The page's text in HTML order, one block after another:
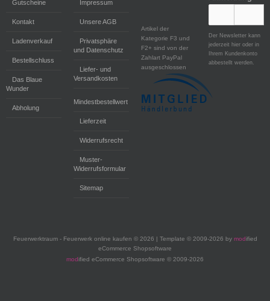
Gutscheine
Kontakt
Ladenverkauf
Bestellschluss
Das Blaue
Wunder
Abholung
Impressum
Unsere AGB
Privatsphäre
und Datenschutz
Liefer- und
Versandkosten
Mindestbestellwert
Lieferzeit
Widerrufsrecht
Muster-
Widerrufsformular
Sitemap
Artikel der
Kategorie F3 und
F2+ sind von der
Zahlart PayPal
ausgeschlossen
Der Newsletter kann
jederzeit hier oder in
Ihrem Kundenkonto
abbestellt werden.
Feuerwerktraum - Feuerwerk online kaufen © 2026 | Template © 2009-2026 by modified
eCommerce Shopsoftware
modified eCommerce Shopsoftware © 2009-2026